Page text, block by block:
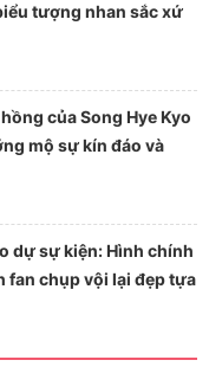
tượng nhan sắc xứ
của Song Hye Kyo
mộ sự kín đáo và
dự sự kiện: Hình chính
fan chụp vội lại đẹp tựa